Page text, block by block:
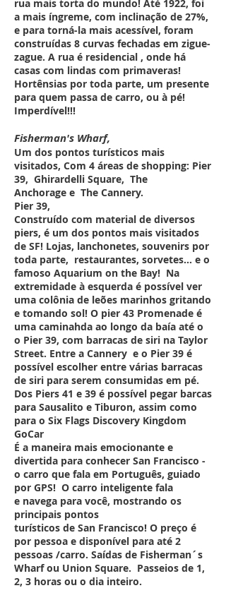
rua mais torta do mundo! Até 1922, foi
a mais íngreme, com inclinação de 27%,
e para torná-la mais acessível, foram
construídas 8 curvas fechadas em zigue-
zague. A rua é residencial , onde há
casas com lindas com primaveras!
Hortênsias por toda parte, um presente
para quem passa de carro, ou à pé!
Imperdível!!!
Fisherman's Wharf,
Um dos pontos turísticos mais
visitados, Com 4 áreas de shopping: Pier
39, Ghirardelli Square, The
Anchorage e The Cannery.
Pier 39,
Construído com material de diversos
piers, é um dos pontos mais visitados
de SF! Lojas, lanchonetes, souvenirs por
toda parte, restaurantes, sorvetes... e o
famoso Aquarium on the Bay! Na
extremidade à esquerda é possível ver
uma colônia de leões marinhos gritando
e tomando sol! O pier 43 Promenade é
uma caminahda ao longo da baía até o
o Pier 39, com barracas de siri na Taylor
Street. Entre a Cannery e o Pier 39 é
possível escolher entre várias barracas
de siri para serem consumidas em pé.
Dos Piers 41 e 39 é possível pegar barcas
para Sausalito e Tiburon, assim como
para o Six Flags Discovery Kingdom
GoCar
É a maneira mais emocionante e
divertida para conhecer San Francisco -
o carro que fala em Português, guiado
por GPS! O carro inteligente fala
e navega para você, mostrando os
principais pontos
turísticos de San Francisco! O preço é
por pessoa e disponível para até 2
pessoas /carro. Saídas de Fisherman´s
Wharf ou Union Square. Passeios de 1,
2, 3 horas ou o dia inteiro.